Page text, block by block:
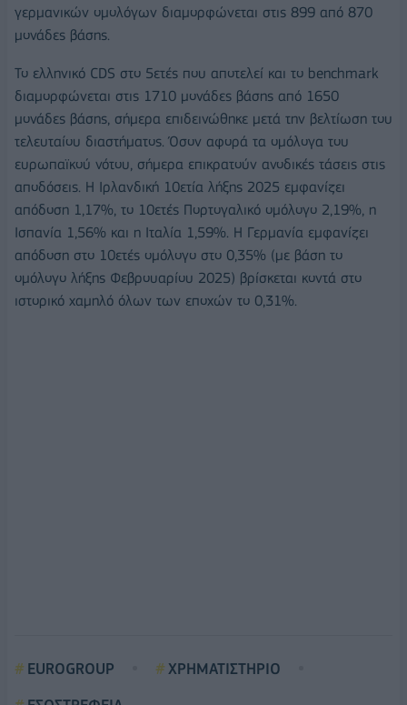
γερμανικών ομολόγων διαμορφώνεται στις 899 από 870
μονάδες βάσης.
Το ελληνικό CDS στο 5ετές που αποτελεί και το benchmark
διαμορφώνεται στις 1710 μονάδες βάσης από 1650
μονάδες βάσης, σήμερα επιδεινώθηκε μετά την βελτίωση του
τελευταίου διαστήματος. Όσον αφορά τα ομόλογα του
ευρωπαϊκού νότου, σήμερα επικρατούν ανοδικές τάσεις στις
αποδόσεις. Η Ιρλανδική 10ετία λήξης 2025 εμφανίζει
απόδοση 1,17%, το 10ετές Πορτογαλικό ομόλογο 2,19%, η
Ισπανία 1,56% και η Ιταλία 1,59%. Η Γερμανία εμφανίζει
απόδοση στο 10ετές ομόλογο στο 0,35% (με βάση το
ομόλογο λήξης Φεβρουαρίου 2025) βρίσκεται κοντά στο
ιστορικό χαμηλό όλων των εποχών το 0,31%.
EUROGROUP
ΧΡΗΜΑΤΙΣΤΗΡΙΟ